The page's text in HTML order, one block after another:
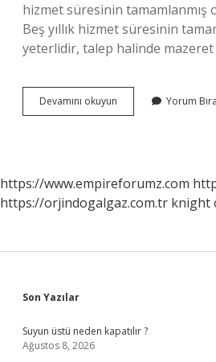
hizmet süresinin tamamlanmış
Beş yıllık hizmet süresinin
yeterlidir, talep halinde
Devamını okuyun Mazeret
Izni
Yorum
https://www.empireforumz.com
https://orjindogalgaz.com.tr knight
Sidebar
Son Yazılar
Suyun üstü neden kapatılır ?
Ağustos 8, 2026